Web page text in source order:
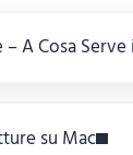
A Cosa
su Mac